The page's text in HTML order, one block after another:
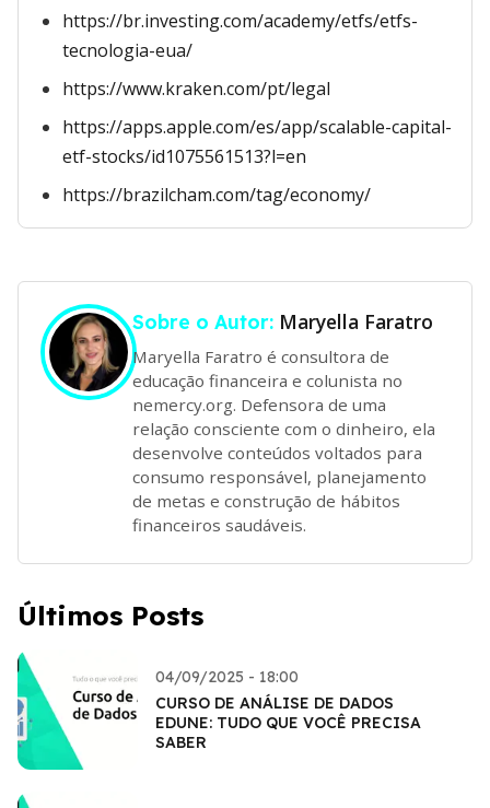
https://br.investing.com/academy/etfs/etfs-
tecnologia-eua/
https://www.kraken.com/pt/legal
https://apps.apple.com/es/app/scalable-capital-
etf-stocks/id1075561513?l=en
https://brazilcham.com/tag/economy/
Sobre o Autor: Maryella Faratro
Maryella Faratro é consultora de
educação financeira e colunista no
nemercy.org. Defensora de uma
relação consciente com o dinheiro, ela
desenvolve conteúdos voltados para
consumo responsável, planejamento
de metas e construção de hábitos
financeiros saudáveis.
Últimos Posts
04/09/2025 - 18:00
CURSO DE ANÁLISE DE DADOS
EDUNE: TUDO QUE VOCÊ PRECISA
SABER